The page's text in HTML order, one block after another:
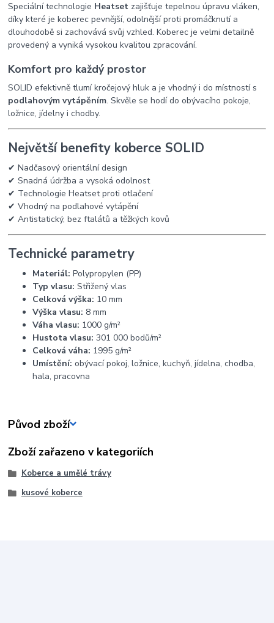
Speciální technologie Heatset zajišťuje tepelnou úpravu vláken,
díky které je koberec pevnější, odolnější proti promáčknutí a
dlouhodobě si zachovává svůj vzhled. Koberec je velmi detailně
provedený a vyniká vysokou kvalitou zpracování.
Komfort pro každý prostor
SOLID efektivně tlumí kročejový hluk a je vhodný i do místností s
podlahovým vytápěním. Skvěle se hodí do obývacího pokoje,
ložnice, jídelny i chodby.
Největší benefity koberce SOLID
✔ Nadčasový orientální design
✔ Snadná údržba a vysoká odolnost
✔ Technologie Heatset proti otlačení
✔ Vhodný na podlahové vytápění
✔ Antistatický, bez ftalátů a těžkých kovů
Technické parametry
Materiál: Polypropylen (PP)
Typ vlasu: Střižený vlas
Celková výška: 10 mm
Výška vlasu: 8 mm
Váha vlasu: 1000 g/m²
Hustota vlasu: 301 000 bodů/m²
Celková váha: 1995 g/m²
Umístění: obývací pokoj, ložnice, kuchyň, jídelna, chodba,
hala, pracovna
Původ zboží
Zboží zařazeno v kategoriích
Koberce a umělé trávy
kusové koberce